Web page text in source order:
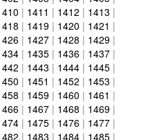
| 1411 | 1412 | 1413 |
| 1419 | 1420 | 1421 |
| 1427 | 1428 | 1429 |
| 1435 | 1436 | 1437 |
| 1443 | 1444 | 1445 |
| 1451 | 1452 | 1453 |
| 1459 | 1460 | 1461 |
| 1467 | 1468 | 1469 |
| 1475 | 1476 | 1477 |
| 1483 | 1484 | 1485 |